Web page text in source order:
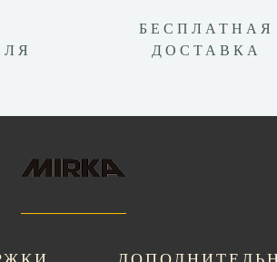
БЕСПЛАТНАЯ
ДОСТАВКА